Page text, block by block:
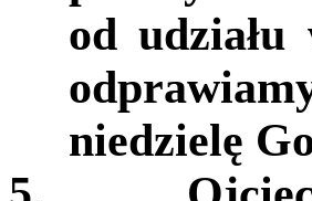
od
niedzielę